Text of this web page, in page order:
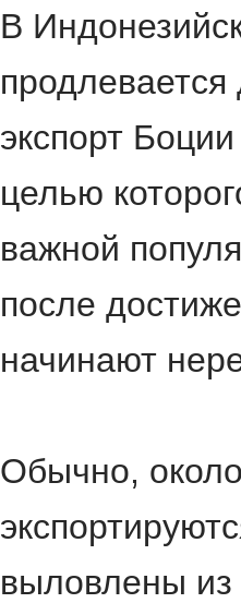
В
экспорт
целью
важной
после
начинают
Обычно,
выловлены из